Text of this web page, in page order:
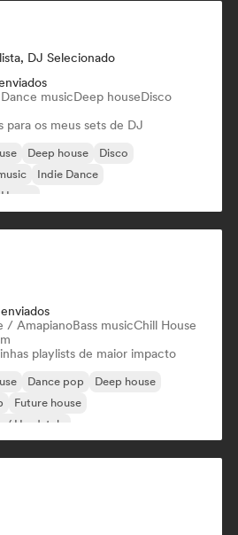
DJ Selecionado
Dance musicDeep houseDisco
para os meus sets de DJ
Deep house
Disco
Indie Dance
/ AmapianoBass musicChill House
playlists de maior impacto
Dance pop
Deep house
Future house
/ Hardstyle